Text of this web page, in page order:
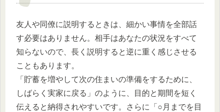
友人や同僚に説明するときは、細かい事情を全部話
す必要はありません。相手はあなたの状況をすべて
知らないので、長く説明すると逆に重く感じさせる
こともあります。
「貯蓄を増やして次の住まいの準備をするために、
しばらく実家に戻る」のように、目的と期間を短く
伝えると納得されやすいです。さらに「○月までを目